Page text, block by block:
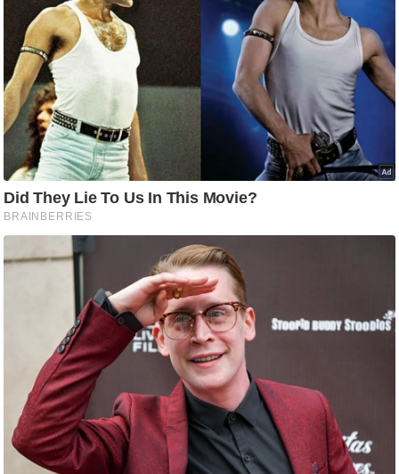
र्म
ज्यो
ति
ष
प्र
भु
म
हि
मा
ध
त
त्यो
हा
र